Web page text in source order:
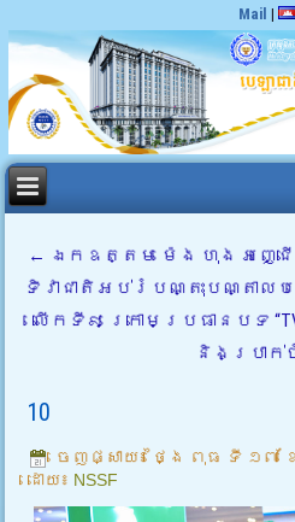
Mail |
← ឯកឧត្តម ម៉េង ហុង អញ្
ទិវាជាតិអប់រំបណ្តុះបណ្តាល
លើកទី៩ ក្រោមប្រធានបទ
និងប្រាក់
10
ចេញផ្សាយ៖ ថ្ងៃ ពុធ ទី ១៧
ដោយ៖ NSSF